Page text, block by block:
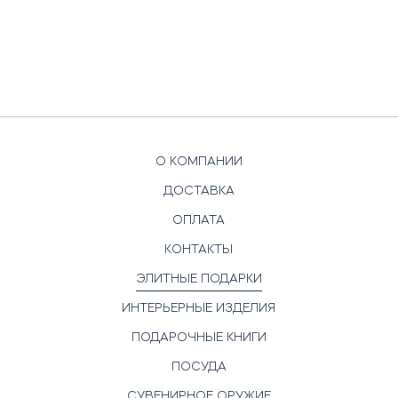
О КОМПАНИИ
ДОСТАВКА
ОПЛАТА
КОНТАКТЫ
ЭЛИТНЫЕ ПОДАРКИ
ИНТЕРЬЕРНЫЕ ИЗДЕЛИЯ
ПОДАРОЧНЫЕ КНИГИ
ПОСУДА